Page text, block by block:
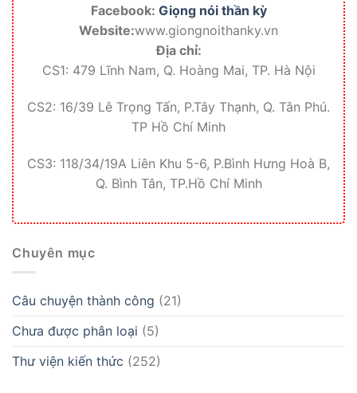
Facebook: Giọng nói thần kỳ
Website:www.giongnoithanky.vn
Địa chỉ:
CS1: 479 Lĩnh Nam, Q. Hoàng Mai, TP. Hà Nội
CS2: 16/39 Lê Trọng Tấn, P.Tây Thạnh, Q. Tân Phú.
TP Hồ Chí Minh
CS3: 118/34/19A Liên Khu 5-6, P.Bình Hưng Hoà B,
Q. Bình Tân, TP.Hồ Chí Minh
Chuyên mục
Câu chuyện thành công (21)
Chưa được phân loại (5)
Thư viện kiến thức (252)